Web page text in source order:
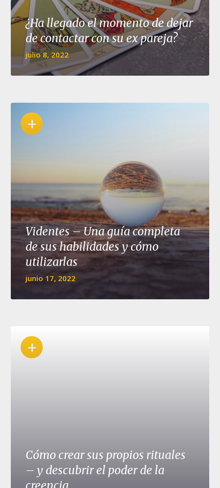
¿Ha llegado el momento de dejar
de contactar con su ex pareja?
julio 8, 2022
Videntes – Una guía completa
de sus habilidades y cómo
utilizarlas
junio 17, 2022
+
Cómo crear sus propios rituales
– y descubrir el poder de la
+